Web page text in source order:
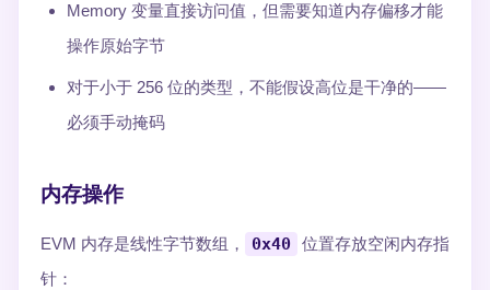
Memory 变量直接访问值，但需要知道内存偏移才能
操作原始字节
对于小于 256 位的类型，不能假设高位是干净的——
必须手动掩码
内存操作
EVM 内存是线性字节数组， 0x40 位置存放空闲内存指
针：